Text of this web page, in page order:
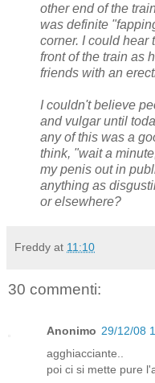
other end of the
was definite
corner. I could hear
front of the train as
friends with an
I couldn't believe
and vulgar until
any of this was a
think, "wait a
my penis out in
anything as
or elsewhere?
Freddy at 11:10
30 commenti:
Anonimo 29/12/08
agghiacciante..
poi ci si mette pure